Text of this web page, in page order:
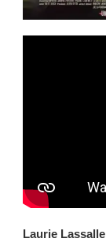
Laurie Lassalle